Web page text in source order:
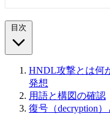
たが、資料を読み直し
HNDL攻撃とは何
発想
用語と構図の確認
復号（decryption